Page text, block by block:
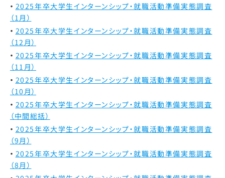
2025年卒大学生インターンシップ・就職活動準備実態調査
（1月）
2025年卒大学生インターンシップ・就職活動準備実態調査
（12月）
2025年卒大学生インターンシップ・就職活動準備実態調査
（11月）
2025年卒大学生インターンシップ・就職活動準備実態調査
（10月）
2025年卒大学生インターンシップ・就職活動準備実態調査
（中間総括）
2025年卒大学生インターンシップ・就職活動準備実態調査
（9月）
2025年卒大学生インターンシップ・就職活動準備実態調査
（8月）